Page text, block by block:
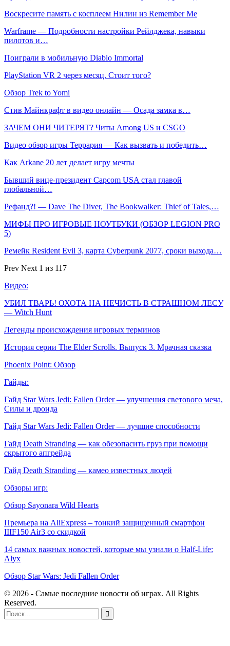
Воскресите память с косплеем Нилин из Remember Me
Warframe — Подробности настройки Рейлджека, навыки
пилотов и…
Поиграли в мобильную Diablo Immortal
PlayStation VR 2 через месяц. Стоит того?
Обзор Trek to Yomi
Стив Майнкрафт в видео онлайн — Осада замка в…
ЗАЧЕМ ОНИ ЧИТЕРЯТ? Читы Among US и CSGO
Видео обзор игры Террария — Как вызвать и победить…
Как Arkane 20 лет делает игру мечты
Бывший вице-президент Capcom USA стал главой
глобальной…
Рефанд?! — Dave The Diver, The Bookwalker: Thief of Tales,…
МИФЫ ПРО ИГРОВЫЕ НОУТБУКИ (ОБЗОР LEGION PRO
5)
Ремейк Resident Evil 3, карта Cyberpunk 2077, сроки выхода…
Prev Next 1 из 117
Видео:
УБИЛ ТВАРЬ! ОХОТА НА НЕЧИСТЬ В СТРАШНОМ ЛЕСУ
— Witch Hunt
Легенды происхождения игровых терминов
История серии The Elder Scrolls. Выпуск 3. Мрачная сказка
Phoenix Point: Обзор
Гайды:
Гайд Star Wars Jedi: Fallen Order — улучшения светового меча,
Силы и дроида
Гайд Star Wars Jedi: Fallen Order — лучшие способности
Гайд Death Stranding — как обезопасить груз при помощи
скрытого апгрейда
Гайд Death Stranding — камео известных людей
Обзоры игр:
Обзор Sayonara Wild Hearts
Премьера на AliExpress – тонкий защищенный смартфон
IIIF150 Air3 со скидкой
14 самых важных новостей, которые мы узнали о Half-Life:
Alyx
Обзор Star Wars: Jedi Fallen Order
© 2026 - Самые последние новости об играх. All Rights
Reserved.